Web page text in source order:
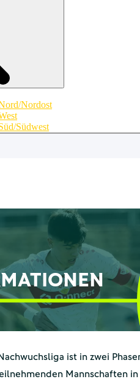
Nordost
Südwest